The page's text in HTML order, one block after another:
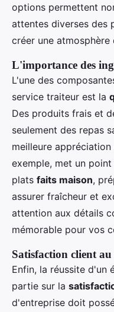
options permettent
attentes diverses des
créer une
L'importance des
L'une des
service traiteur est la
Des produits frais et
seulement des repas
meilleure
exemple, met un
plats faits maison,
assurer fraîcheur et
attention aux détails
mémorable pour vos
Satisfaction client
Enfin, la réussite d'un
partie sur la
d'entreprise doit